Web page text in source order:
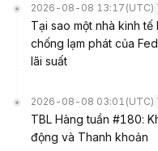
2026-08-08 13:17 (UTC)
Tại sao một nhà kinh
chống lạm phát của
lãi suất
2026-08-08 03:01 (UTC)
TBL Hàng tuần #180:
động và Thanh khoản